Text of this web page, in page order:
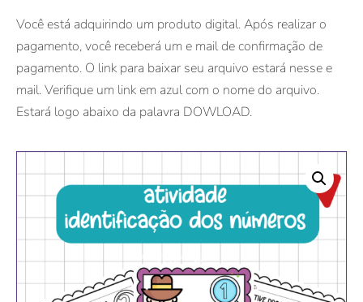
Você está adquirindo um produto digital. Após realizar o
pagamento, você receberá um e mail de confirmação de
pagamento. O link para baixar seu arquivo estará nesse e
mail. Verifique um link em azul com o nome do arquivo.
Estará logo abaixo da palavra DOWLOAD.